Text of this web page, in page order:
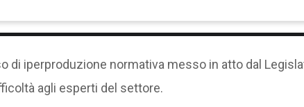
di iperproduzione normativa messo in atto dal
agli esperti del settore.